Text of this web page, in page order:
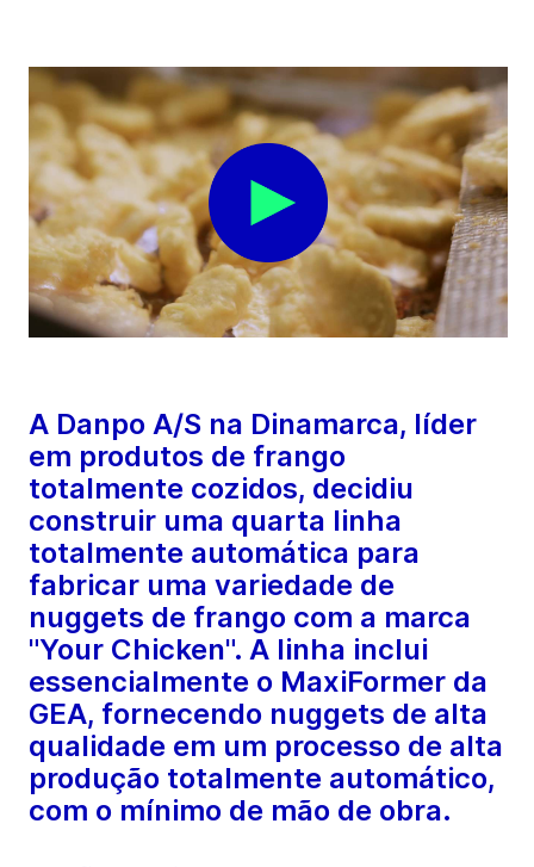
A Danpo A/S na Dinamarca, líder
em produtos de frango
totalmente cozidos, decidiu
construir uma quarta linha
totalmente automática para
fabricar uma variedade de
nuggets de frango com a marca
"Your Chicken". A linha inclui
essencialmente o MaxiFormer da
GEA, fornecendo nuggets de alta
qualidade em um processo de alta
produção totalmente automático,
com o mínimo de mão de obra.